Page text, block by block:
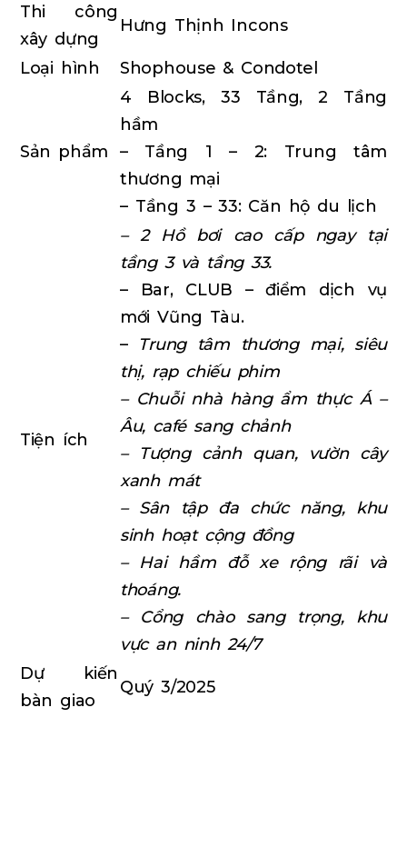
Thi công
xây dựng
Hưng Thịnh Incons
Loại hình Shophouse & Condotel
Sản phẩm
4 Blocks, 33 Tầng, 2 Tầng
hầm
– Tầng 1 – 2: Trung tâm
thương mại
– Tầng 3 – 33: Căn hộ du lịch
Tiện ích
– 2 Hồ bơi cao cấp ngay tại
tầng 3 và tầng 33.
– Bar, CLUB – điểm dịch vụ
mới Vũng Tàu.
–
Trung tâm thương mại, siêu
thị, rạp chiếu phim
– Chuỗi nhà hàng ẩm thực Á –
Âu, café sang chảnh
– Tượng cảnh quan, vườn cây
xanh mát
– Sân tập đa chức năng, khu
sinh hoạt cộng đồng
– Hai hầm đỗ xe rộng rãi và
thoáng.
– Cổng chào sang trọng, khu
vực an ninh 24/7
Dự kiến
bàn giao
Quý 3/2025